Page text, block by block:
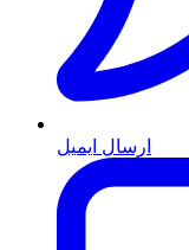
ارسال ایمیل